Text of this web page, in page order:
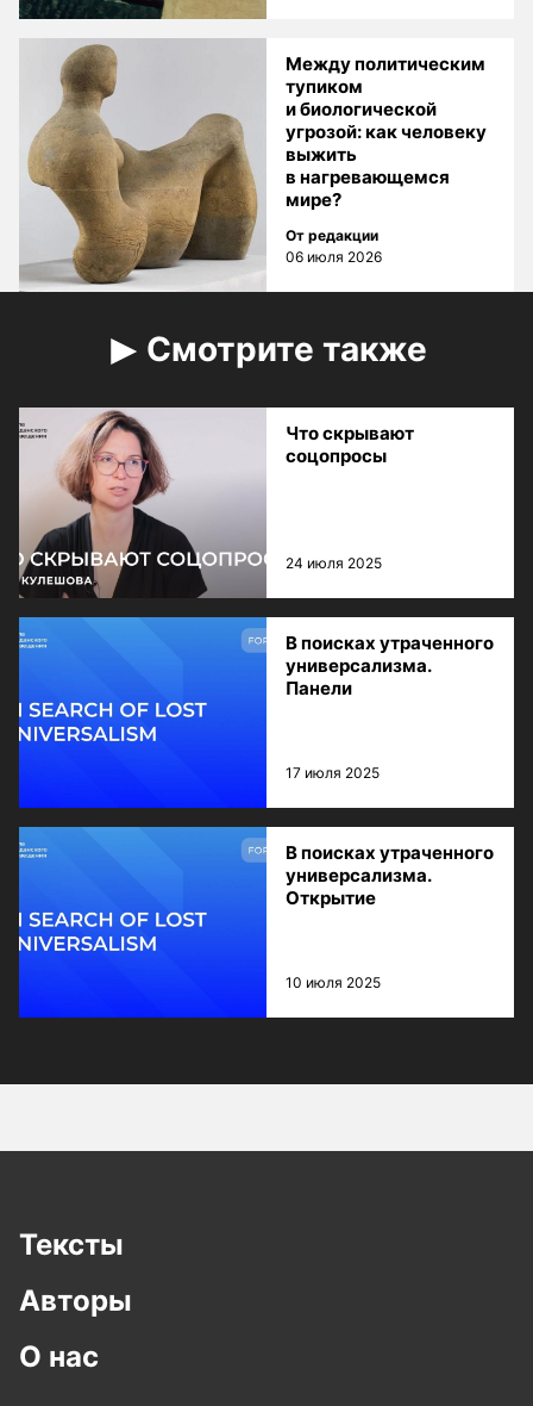
Между политическим
тупиком
и биологической
угрозой: как человеку
выжить
в нагревающемся
мире?
От редакции
06 июля 2026
Смотрите также
Что скрывают
соцопросы
24 июля 2025
В поисках утраченного
универсализма.
Панели
17 июля 2025
В поисках утраченного
универсализма.
Открытие
10 июля 2025
Тексты
Авторы
О нас